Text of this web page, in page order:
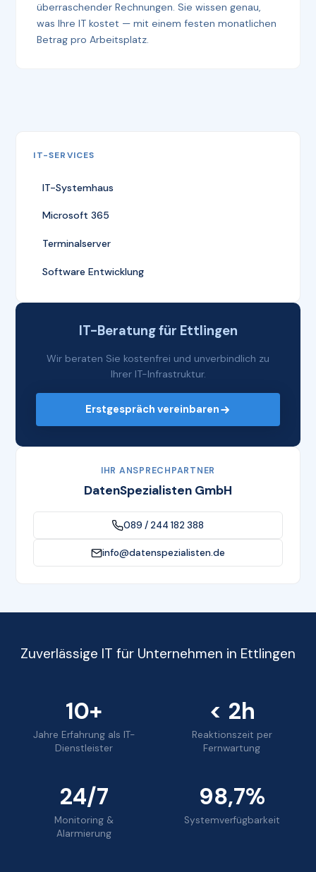
überraschender Rechnungen. Sie wissen genau,
was Ihre IT kostet — mit einem festen monatlichen
Betrag pro Arbeitsplatz.
IT-SERVICES
IT-Systemhaus
Microsoft 365
Terminalserver
Software Entwicklung
IT-Beratung für Ettlingen
Wir beraten Sie kostenfrei und unverbindlich zu
Ihrer IT-Infrastruktur.
Erstgespräch vereinbaren
IHR ANSPRECHPARTNER
DatenSpezialisten GmbH
089 / 244 182 388
info@datenspezialisten.de
Zuverlässige IT für Unternehmen in Ettlingen
10+
Jahre Erfahrung als IT-
Dienstleister
< 2h
Reaktionszeit per
Fernwartung
24/7
Monitoring &
Alarmierung
98,7%
Systemverfügbarkeit